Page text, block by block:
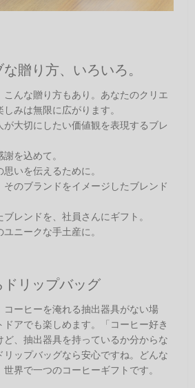
贈り方、いろいろ。
こんな贈り方もあり。あなたのクリエ
みは無限に広がります。
が大切にしたい価値観を表現するブレ
を込めて。
いを伝えるために。
そのブランドをイメージしたブレンド
ブレンドを、社員さんにギフト。
ニークな手土産に。
リップバッグ
コーヒーを淹れる抽出器具がない場
ドアでも楽しめます。「コーヒー好き
ど、抽出器具を持っているか分からな
リップバッグなら安心ですね。どんな
界で一つのコーヒーギフトです。